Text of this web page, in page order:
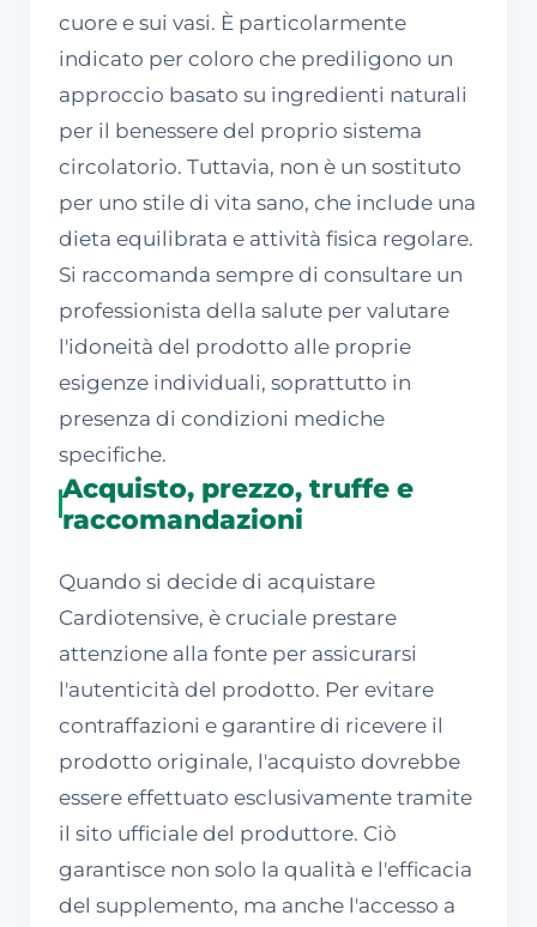
cuore e sui vasi. È particolarmente
indicato per coloro che prediligono un
approccio basato su ingredienti naturali
per il benessere del proprio sistema
circolatorio. Tuttavia, non è un sostituto
per uno stile di vita sano, che include una
dieta equilibrata e attività fisica regolare.
Si raccomanda sempre di consultare un
professionista della salute per valutare
l'idoneità del prodotto alle proprie
esigenze individuali, soprattutto in
presenza di condizioni mediche
specifiche.
Acquisto, prezzo, truffe e
raccomandazioni
Quando si decide di acquistare
Cardiotensive, è cruciale prestare
attenzione alla fonte per assicurarsi
l'autenticità del prodotto. Per evitare
contraffazioni e garantire di ricevere il
prodotto originale, l'acquisto dovrebbe
essere effettuato esclusivamente tramite
il sito ufficiale del produttore. Ciò
garantisce non solo la qualità e l'efficacia
del supplemento, ma anche l'accesso a